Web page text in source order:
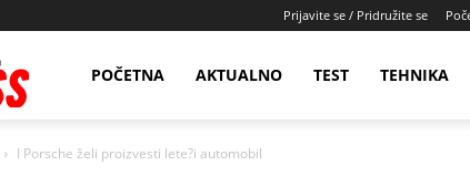
Prijavite se / Pridružite se
AutopressHRPOČETNA AKTUALNO TEST TEHNIKA
I Porsche želi proizvesti lete?i automobil